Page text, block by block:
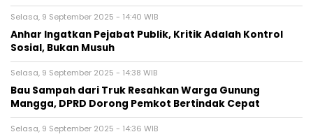
Selasa, 9 September 2025 - 14:40 WIB
Anhar Ingatkan Pejabat Publik, Kritik Adalah Kontrol
Sosial, Bukan Musuh
Selasa, 9 September 2025 - 14:38 WIB
Bau Sampah dari Truk Resahkan Warga Gunung
Mangga, DPRD Dorong Pemkot Bertindak Cepat
Selasa, 9 September 2025 - 14:36 WIB